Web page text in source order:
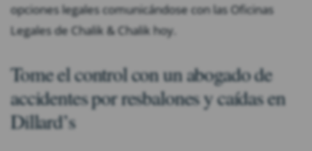
opciones legales comunicándose con las Oficinas
Legales de Chalik & Chalik hoy.
Tome el control con un abogado de
accidentes por resbalones y caídas en
Dillard’s